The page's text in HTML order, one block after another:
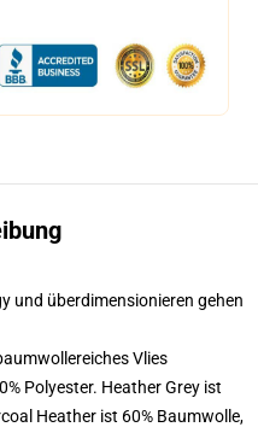
und überdimensionieren gehen
Vlies
Polyester. Heather Grey ist
Heather ist 60% Baumwolle,